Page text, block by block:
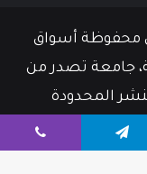
الحقوق محفوظة أسواق
جامعة تصدر من
المحدودة
بنا
ڤايبر